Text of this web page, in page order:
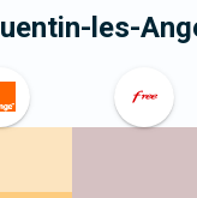
les-